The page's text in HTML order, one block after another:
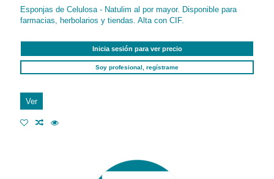
Esponjas de Celulosa - Natulim al por mayor. Disponible para
farmacias, herbolarios y tiendas. Alta con CIF.
Inicia sesión para ver precio
Soy profesional, regístrame
Ver